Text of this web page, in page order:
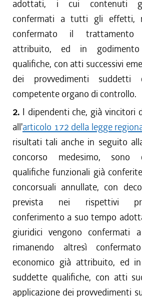
adottati, i cui contenuti
confermati a tutti gli effetti,
confermato il trattamento
attribuito, ed in
qualifiche, con atti successivi
dei provvedimenti
competente organo di controllo.
2. I dipendenti che, già vincitori
all'articolo 172 della legge
risultati tali anche in seguito
concorso medesimo, sono
qualifiche funzionali già
concorsuali annullate, con
prevista nei rispettivi
conferimento a suo tempo
giuridici vengono
rimanendo altresì
economico già attribuito, ed
suddette qualifiche, con atti
applicazione dei provvedimenti